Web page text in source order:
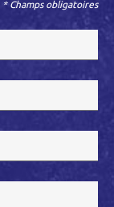
* Champs obligatoires